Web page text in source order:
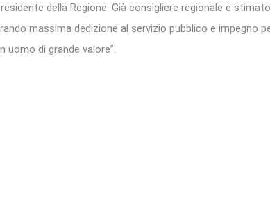
della Regione. Già consigliere regionale e
massima dedizione al servizio pubblico e impegno
uomo di grande valore”.